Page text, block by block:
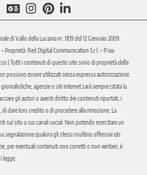
di Vallo della Lucania nr. 1/09 del 12 Gennaio 2009.
Proprietà: Red Digital Communication S.r.l. – P.iva
| Tutti i contenuti di questo sito sono di proprietà della
possono essere utilizzati senza espressa autorizzazione.
agenzie o siti internet sarà sempre citata la
gli autori o aventi diritto dei contenuti riportati, i
dare loro credito o di procedere alla rimozione. La
sul sito o sui canali social. Non potendo esercitare un
segnalazione qualora gli stessi risultino offensivi e/o
per eventuali contenuti non corretti o non veritieri, è
legge.